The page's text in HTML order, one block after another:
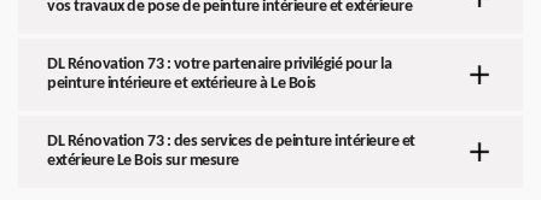
vos travaux de pose de peinture intérieure et extérieure
DL Rénovation 73 : votre partenaire privilégié pour la
peinture intérieure et extérieure à Le Bois
DL Rénovation 73 : des services de peinture intérieure et
extérieure Le Bois sur mesure